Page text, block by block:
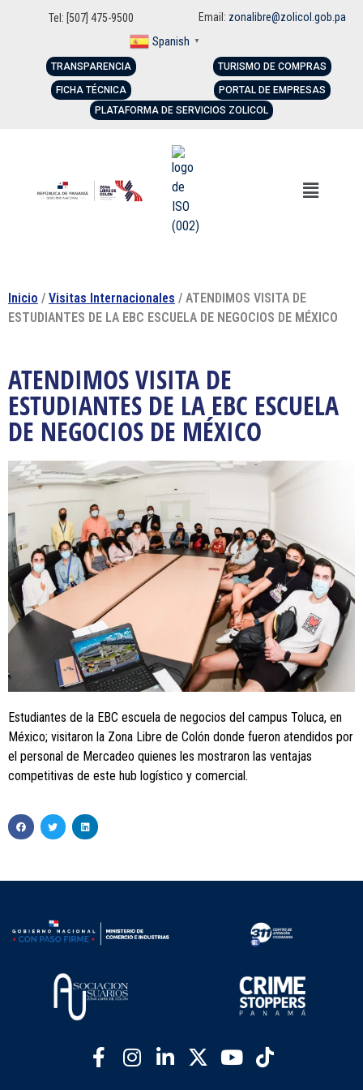
Tel: [507] 475-9500 Email: zonalibre@zolicol.gob.pa
Spanish ▼
TRANSPARENCIA
FICHA TÉCNICA
TURISMO DE COMPRAS
PORTAL DE EMPRESAS
PLATAFORMA DE SERVICIOS ZOLICOL
Inicio / Visitas Internacionales / ATENDIMOS VISITA DE
ESTUDIANTES DE LA EBC ESCUELA DE NEGOCIOS DE MÉXICO
ATENDIMOS VISITA DE
ESTUDIANTES DE LA EBC ESCUELA
DE NEGOCIOS DE MÉXICO
Estudiantes de la EBC escuela de negocios del campus Toluca, en
México; visitaron la Zona Libre de Colón donde fueron atendidos por
el personal de Mercadeo quienes les mostraron las ventajas
competitivas de este hub logístico y comercial.